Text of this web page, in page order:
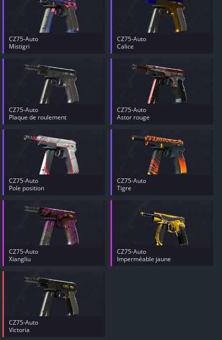
CZ75-Auto
Mistigri
CZ75-Auto
Calice
CZ75-Auto
Plaque de roulement
CZ75-Auto
Astor rouge
CZ75-Auto
Pole position
CZ75-Auto
Tigre
CZ75-Auto
Xiangliu
CZ75-Auto
Imperméable jaune
CZ75-Auto
Victoria